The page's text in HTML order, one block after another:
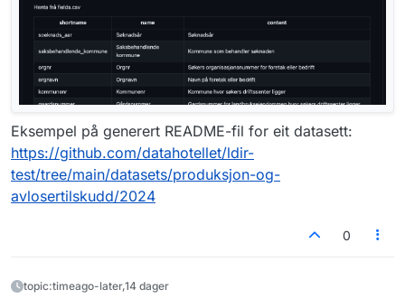
Eksempel på generert README-fil for eit datasett:
https://github.com/datahotellet/ldir-
test/tree/main/datasets/produksjon-og-
avlosertilskudd/2024
0
topic:timeago-later,14 dager